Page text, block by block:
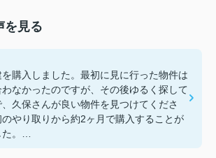
を見る
購入しました。最初に見に行った物件は
なかったのですが、その後ゆるく探して
久保さんが良い物件を見つけてくださ
のやり取りから約2ヶ月で購入することが
。